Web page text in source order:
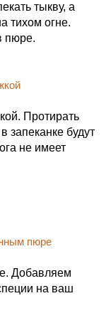
тыкву, а
тихом огне.
пюре.
Протирать
запеканке будут
не имеет
Добавляем
на ваш